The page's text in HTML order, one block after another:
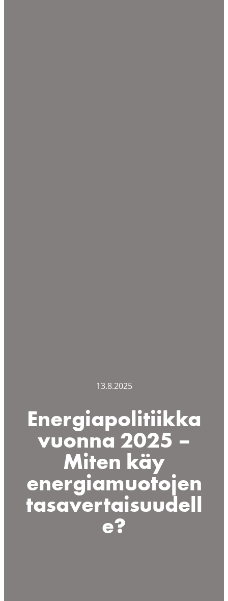
13.8.2025
Energiapolitiikka
vuonna 2025 –
Miten käy
energiamuotojen
tasavertaisuudell
e?